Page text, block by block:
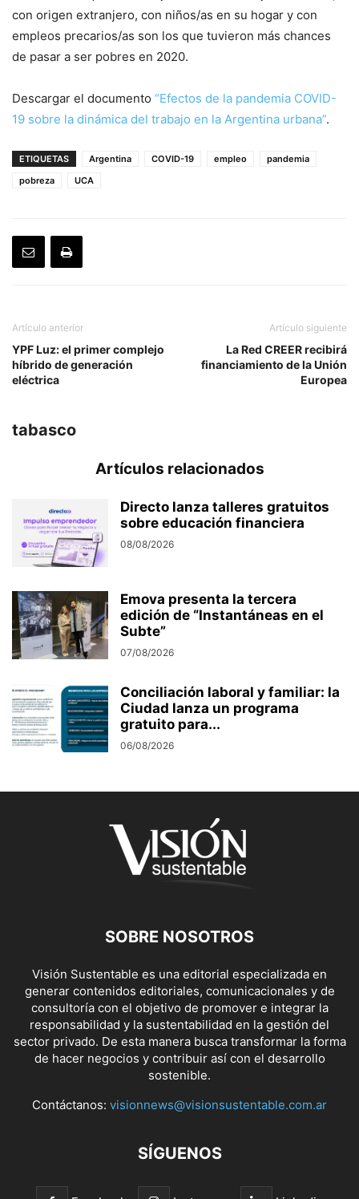
con origen extranjero, con niños/as en su hogar y con
empleos precarios/as son los que tuvieron más chances
de pasar a ser pobres en 2020.
Descargar el documento “Efectos de la pandemia COVID-
19 sobre la dinámica del trabajo en la Argentina urbana”.
ETIQUETAS Argentina COVID-19 empleo
pandemia
pobreza
UCA
Artículo anterior
YPF Luz: el primer complejo
híbrido de generación
eléctrica
Artículo siguiente
La Red CREER recibirá
financiamiento de la Unión
Europea
tabasco
Artículos relacionados
Directo lanza talleres gratuitos
sobre educación financiera
08/08/2026
Emova presenta la tercera
edición de “Instantáneas en el
Subte”
07/08/2026
Conciliación laboral y familiar: la
Ciudad lanza un programa
gratuito para...
06/08/2026
SOBRE NOSOTROS
Visión Sustentable es una editorial especializada en
generar contenidos editoriales, comunicacionales y de
consultoría con el objetivo de promover e integrar la
responsabilidad y la sustentabilidad en la gestión del
sector privado. De esta manera busca transformar la forma
de hacer negocios y contribuir así con el desarrollo
sostenible.
Contáctanos: visionnews@visionsustentable.com.ar
SÍGUENOS